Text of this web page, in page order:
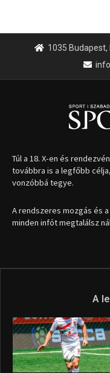
1035 Budapest,
Túl a 18. X-en és
továbbra is a legfőbb
vonzóbbá tegye.